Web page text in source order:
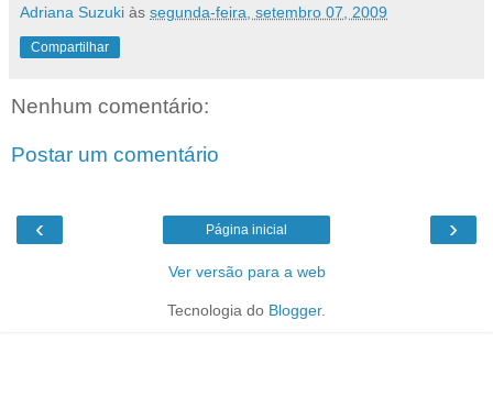
Adriana Suzuki às segunda-feira, setembro 07, 2009
Compartilhar
Nenhum comentário:
Postar um comentário
‹ ›
Página inicial
Ver versão para a web
Tecnologia do Blogger.